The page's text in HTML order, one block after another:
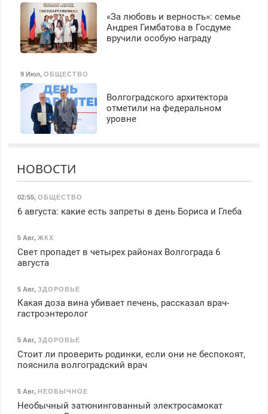
«За любовь и верность»: семье
Андрея Гимбатова в Госдуме
вручили особую награду
9 Июл, ОБЩЕСТВО
Волгоградского архитектора
отметили на федеральном
уровне
НОВОСТИ
02:55, ОБЩЕСТВО
6 августа: какие есть запреты в день Бориса и Глеба
5 Авг, ЖКХ
Свет пропадет в четырех районах Волгограда 6
августа
5 Авг, ЗДОРОВЬЕ
Какая доза вина убивает печень, рассказал врач-
гастроэнтеролог
5 Авг, ЗДОРОВЬЕ
Стоит ли проверить родинки, если они не беспокоят,
пояснила волгоградский врач
5 Авг, НЕОБЫЧНОЕ
Необычный затюнингованный электросамокат